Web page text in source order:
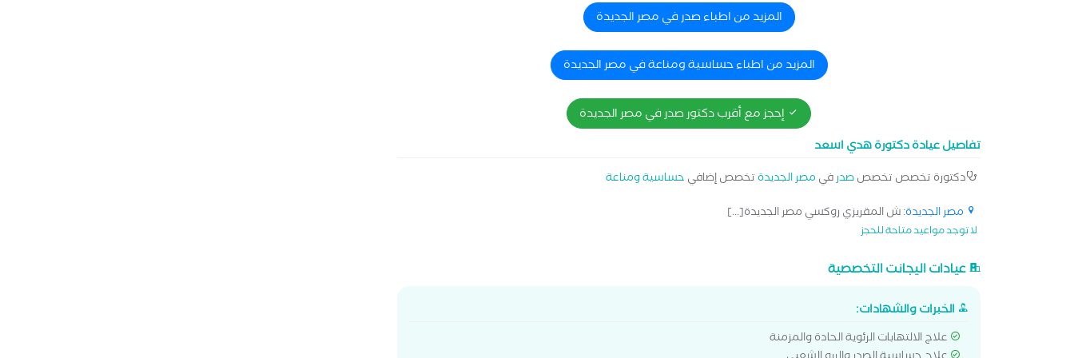
المزيد من اطباء صدر في مصر الجديدة
المزيد من اطباء حساسية ومناعة في مصر الجديدة
إحجز مع أقرب دكتور صدر في مصر الجديدة
تفاصيل عيادة دكتورة هدي اسعد
دكتورة تخصص تخصصصدرفي مصر الجديدة تخصص إضافي حساسية ومناعة
مصر الجديدة: ش المقريزي روكسي مصر الجديدة[...]
لا توجد مواعيد متاحة للحجز
عيادات اليجانت التخصصية
الخبرات والشهادات:
علاج الالتهابات الرئوية الحادة والمزمنة